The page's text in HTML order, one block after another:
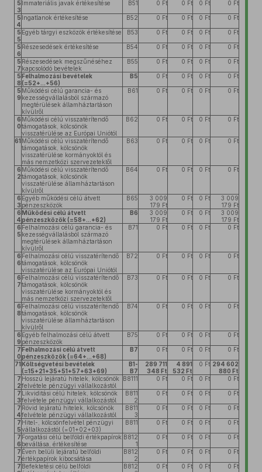
5
3
Immateriális javak értékesítése B51 0 Ft 0 Ft 0 Ft 0 Ft
5
4
Ingatlanok értékesítése B52 0 Ft 0 Ft 0 Ft 0 Ft
5
5
Egyéb tárgyi eszközök értékesítése B53 0 Ft 0 Ft 0 Ft 0 Ft
5
6
Részesedések értékesítése B54 0 Ft 0 Ft 0 Ft 0 Ft
5
7
Részesedések megszűnéséhez
kapcsolódó bevételek
B55 0 Ft 0 Ft 0 Ft 0 Ft
5
8
Felhalmozási bevételek
(=52+...+56)
B5 0 Ft 0 Ft 0 Ft 0 Ft
5
9
Működési célú garancia- és
kezességvállalásból származó
megtérülések államháztartáson
kívülről
B61 0 Ft 0 Ft 0 Ft 0 Ft
6
0
Működési célú visszatérítendő
támogatások, kölcsönök
visszatérülése az Európai Uniótól
B62 0 Ft 0 Ft 0 Ft 0 Ft
61 Működési célú visszatérítendő
támogatások, kölcsönök
visszatérülése kormányoktól és
más nemzetközi szervezetektől
B63 0 Ft 0 Ft 0 Ft 0 Ft
6
2
Működési célú visszatérítendő
támogatások, kölcsönök
visszatérülése államháztartáson
kívülről
B64 0 Ft 0 Ft 0 Ft 0 Ft
6
3
Egyéb működési célú átvett
pénzeszközök
B65
3 009
179 Ft
0 Ft 0 Ft
3 009
179 Ft
6
4
Működési célú átvett
pénzeszközök (=58+...+62)
B6
3 009
179 Ft
0 Ft 0 Ft
3 009
179 Ft
6
5
Felhalmozási célú garancia- és
kezességvállalásból származó
megtérülések államháztartáson
kívülről
B71 0 Ft 0 Ft 0 Ft 0 Ft
6
6
Felhalmozási célú visszatérítendő
támogatások, kölcsönök
visszatérülése az Európai Uniótól
B72 0 Ft 0 Ft 0 Ft 0 Ft
6
7
Felhalmozási célú visszatérítendő
támogatások, kölcsönök
visszatérülése kormányoktól és
más nemzetközi szervezetektől
B73 0 Ft 0 Ft 0 Ft 0 Ft
6
8
Felhalmozási célú visszatérítendő
támogatások, kölcsönök
visszatérülése államháztartáson
kívülről
B74 0 Ft 0 Ft 0 Ft 0 Ft
6
9
Egyéb felhalmozási célú átvett
pénzeszközök
B75 0 Ft 0 Ft 0 Ft 0 Ft
7
0
Felhalmozási célú átvett
pénzeszközök (=64+...+68)
B7 0 Ft 0 Ft 0 Ft 0 Ft
71Költségvetési bevételek
(=15+21+35+51+57+63+69)
B1-
B7
289 711
348 Ft
4 891
532 Ft
0 Ft 294 602
880 Ft
7
2
Hosszú lejáratú hitelek, kölcsönök
felvétele pénzügyi vállalkozástól
B8111 0 Ft 0 Ft 0 Ft 0 Ft
7
3
Likviditási célú hitelek, kölcsönök
felvétele pénzügyi vállalkozástól
B811
2
0 Ft 0 Ft 0 Ft 0 Ft
7
4
Rövid lejáratú hitelek, kölcsönök
felvétele pénzügyi vállalkozástól
B811
3
0 Ft 0 Ft 0 Ft 0 Ft
7
5
Hitel-, kölcsönfelvétel pénzügyi
vállalkozástól (=01+02+03)
B811 0 Ft 0 Ft 0 Ft 0 Ft
7
6
Forgatási célú belföldi értékpapírok
beváltása, értékesítése
B812
1
0 Ft 0 Ft 0 Ft 0 Ft
7
7
Éven belüli lejáratú belföldi
értékpapírok kibocsátása
B812
2
0 Ft 0 Ft 0 Ft 0 Ft
7 Befektetési célú belföldi
B812
0 Ft 0 Ft 0 Ft 0 Ft